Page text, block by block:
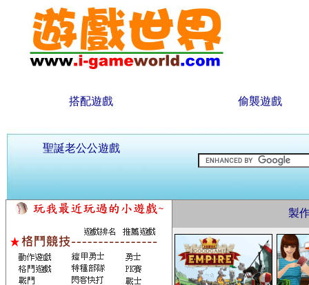
搭配遊戲 偷襲遊戲
聖誕老公公遊戲
製